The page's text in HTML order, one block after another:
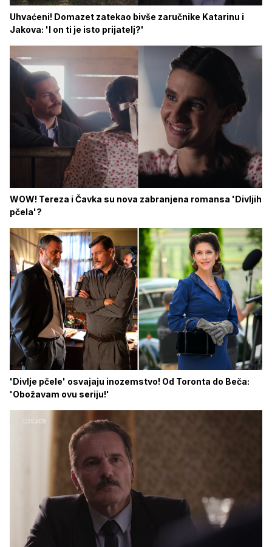
Uhvaćeni! Domazet zatekao bivše zaručnike Katarinu i
Jakova: 'I on ti je isto prijatelj?'
WOW! Tereza i Čavka su nova zabranjena romansa 'Divljih
pčela'?
'Divlje pčele' osvajaju inozemstvo! Od Toronta do Beča:
'Obožavam ovu seriju!'